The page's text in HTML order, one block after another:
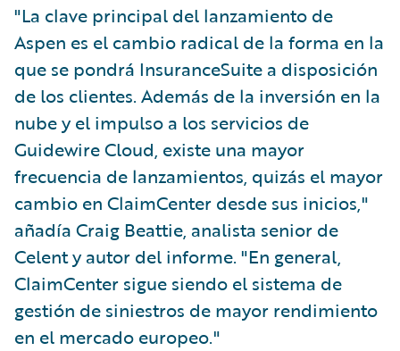
"La clave principal del lanzamiento de
Aspen es el cambio radical de la forma en la
que se pondrá InsuranceSuite a disposición
de los clientes. Además de la inversión en la
nube y el impulso a los servicios de
Guidewire Cloud, existe una mayor
frecuencia de lanzamientos, quizás el mayor
cambio en ClaimCenter desde sus inicios,"
añadía Craig Beattie, analista senior de
Celent y autor del informe. "En general,
ClaimCenter sigue siendo el sistema de
gestión de siniestros de mayor rendimiento
en el mercado europeo."